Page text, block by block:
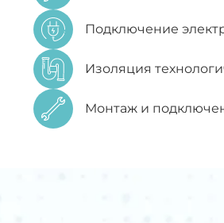
Подключение
Изоляция
Монтаж и